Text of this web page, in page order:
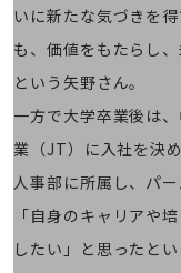
サステナビリティ基本
サステナビリティレポ
経営情報
経営情報TOP
業績
決算公告
いに新たな気づきを
も、価値をもたらし
という矢野さん。
一方で大学卒業後は
業（JT）に入社を決め
人事部に所属し、パ
「自身のキャリアや
したい」と思ったとい